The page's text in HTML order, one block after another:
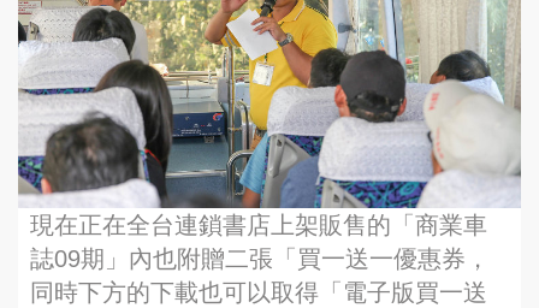
現在正在全台連鎖書店上架販售的「商業車
誌09期」內也附贈二張「買一送一優惠券，
同時下方的下載也可以取得「電子版買一送